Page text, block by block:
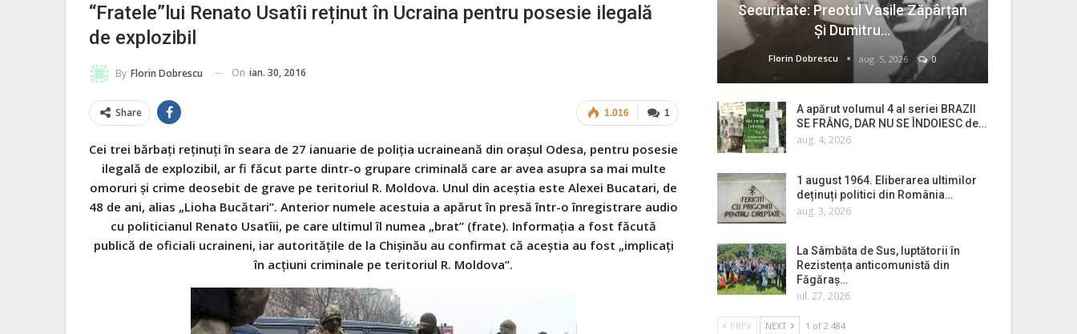
“Fratele”lui Renato Usatîi reținut în Ucraina pentru posesie ilegală
de explozibil
By Florin Dobrescu On ian. 30, 2016
1
1.016
Share
Cei trei băr­baţi reţi­nuţi în seara de 27 ianu­a­rie de poli­ţia ucrai­ne­ană din ora­şul Odesa, pen­tru pose­sie
ile­gală de explo­zi­bil, ar fi făcut parte dintr-o gru­pare cri­mi­nală care ar avea asu­pra sa mai multe
omo­ruri şi crime deo­se­bit de grave pe teri­to­riul R. Mol­dova. Unul din aceş­tia este Ale­xei Buca­tari, de
48 de ani, alias „Lioha Bucă­tari”. Ante­rior numele aces­tuia a apă­rut în presă într-o înre­gis­trare audio
cu poli­ti­cia­nul Renato Usa­tîii, pe care ulti­mul îl numea „brat” (frate). Infor­ma­ţia a fost făcută
publică de ofi­ci­ali ucrai­neni, iar auto­ri­tă­ţile de la Chi­şi­nău au con­fir­mat că aceş­tia au fost „impli­caţi
în acţiuni cri­mi­nale pe teri­to­riul R. Mol­dova”.
Securitate: Preotul Vasile Zăpârțan
Și Dumitru…
Florin Dobrescu aug. 5, 2026 0
A apărut volumul 4 al seriei BRAZII
SE FRÂNG, DAR NU SE ÎNDOIESC de…
aug. 4, 2026
1 august 1964. Eliberarea ultimilor
deținuți politici din România…
aug. 3, 2026
La Sâmbăta de Sus, luptătorii în
Rezistența anticomunistă din
Făgăraș…
iul. 27, 2026
PREV NEXT 1 of 2.484